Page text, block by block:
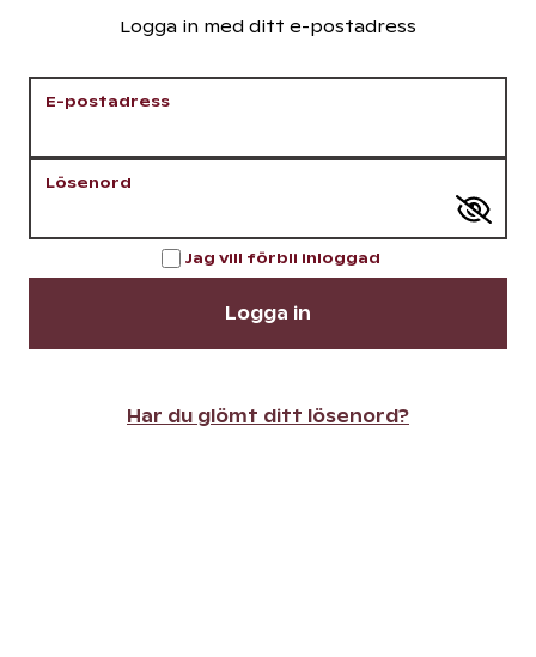
Logga in med ditt e-postadress
E-postadress
Lösenord
Har du glömt ditt lösenord?
Jag vill förbli inloggad
Logga in